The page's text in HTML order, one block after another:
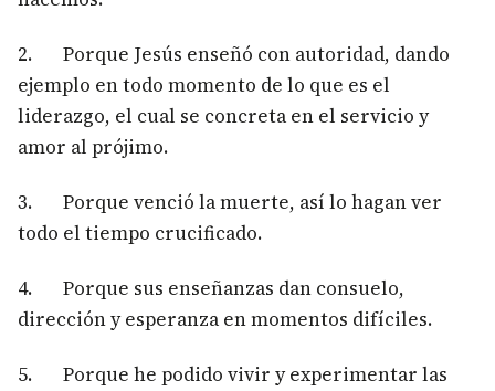
2. Porque Jesús enseñó con autoridad, dando
ejemplo en todo momento de lo que es el
liderazgo, el cual se concreta en el servicio y
amor al prójimo.
3. Porque venció la muerte, así lo hagan ver
todo el tiempo crucificado.
4. Porque sus enseñanzas dan consuelo,
dirección y esperanza en momentos difíciles.
5. Porque he podido vivir y experimentar las